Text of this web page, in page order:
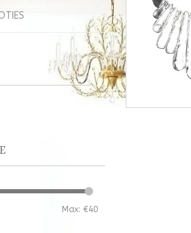
Max: €40